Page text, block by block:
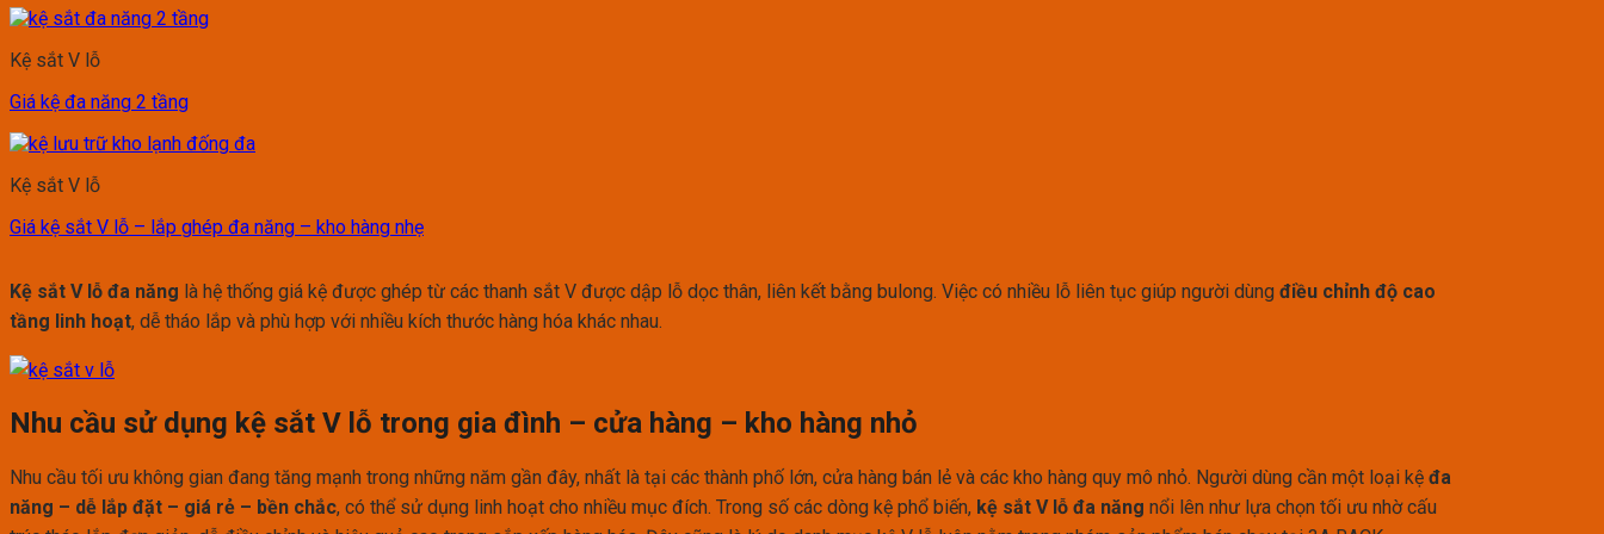
Kệ sắt V lỗ
Giá kệ đa năng 2 tầng
Kệ sắt V lỗ
Giá kệ sắt V lỗ – lắp ghép đa năng – kho hàng nhẹ
Kệ sắt V lỗ đa năng là hệ thống giá kệ được ghép từ các thanh sắt V được dập lỗ dọc thân, liên kết bằng bulong. Việc có nhiều lỗ liên tục giúp người dùng điều chỉnh độ cao
tầng linh hoạt, dễ tháo lắp và phù hợp với nhiều kích thước hàng hóa khác nhau.
Nhu cầu sử dụng kệ sắt V lỗ trong gia đình – cửa hàng – kho hàng nhỏ
Nhu cầu tối ưu không gian đang tăng mạnh trong những năm gần đây, nhất là tại các thành phố lớn, cửa hàng bán lẻ và các kho hàng quy mô nhỏ. Người dùng cần một loại kệ đa
năng – dễ lắp đặt – giá rẻ – bền chắc, có thể sử dụng linh hoạt cho nhiều mục đích. Trong số các dòng kệ phổ biến, kệ sắt V lỗ đa năng nổi lên như lựa chọn tối ưu nhờ cấu